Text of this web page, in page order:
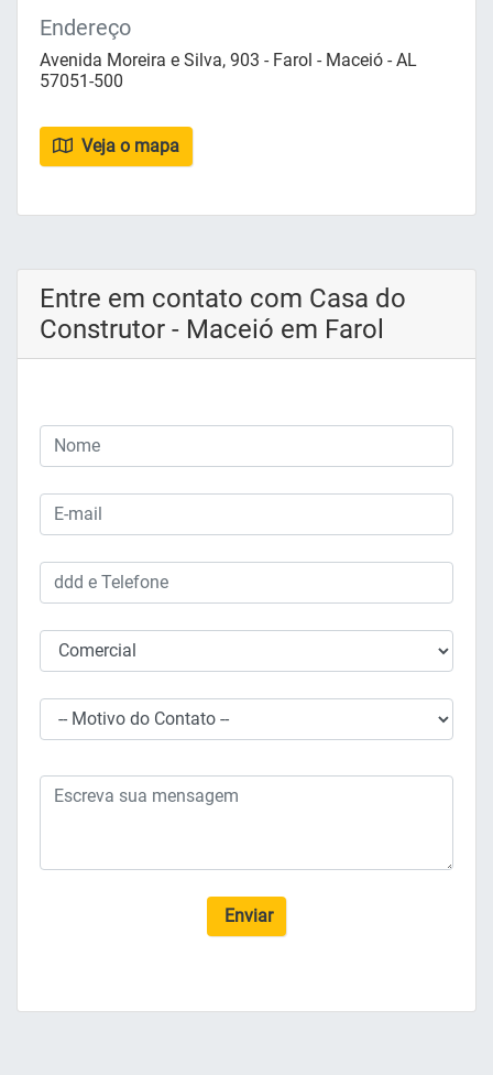
Endereço
Avenida Moreira e Silva, 903 - Farol - Maceió - AL
57051-500
Veja o mapa
Entre em contato com Casa do
Construtor - Maceió em Farol
Enviar